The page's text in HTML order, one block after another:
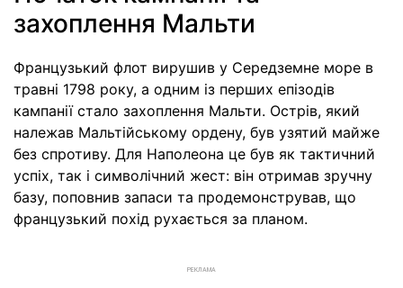
захоплення Мальти
Французький флот вирушив у Середземне море в
травні 1798 року, а одним із перших епізодів
кампанії стало захоплення Мальти. Острів, який
належав Мальтійському ордену, був узятий майже
без спротиву. Для Наполеона це був як тактичний
успіх, так і символічний жест: він отримав зручну
базу, поповнив запаси та продемонстрував, що
французький похід рухається за планом.
РЕКЛАМА